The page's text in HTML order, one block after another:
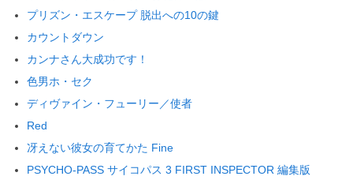
プリズン・エスケープ 脱出への10の鍵
カウントダウン
カンナさん大成功です！
色男ホ・セク
ディヴァイン・フューリー／使者
Red
冴えない彼女の育てかた Fine
PSYCHO-PASS サイコパス 3 FIRST INSPECTOR 編集版